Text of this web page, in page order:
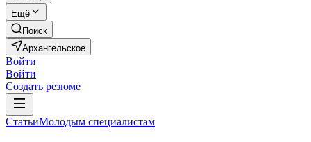
Ещё
Поиск
Архангельское
Войти
Войти
Создать резюме
СтатьиМолодым специалистам